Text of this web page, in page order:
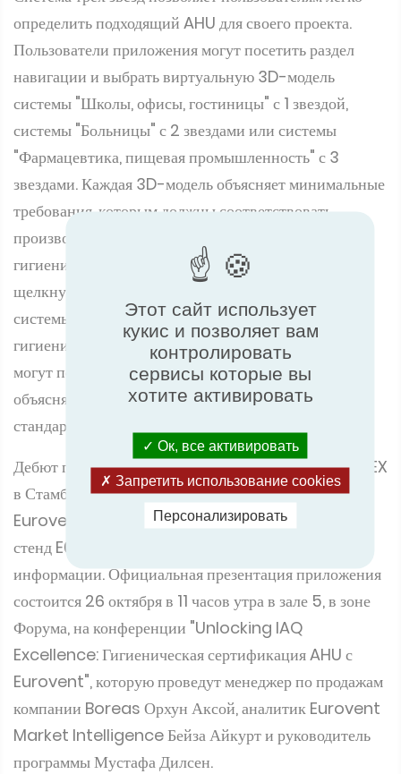
определить подходящий AHU для своего проекта.
Пользователи приложения могут посетить раздел
навигации и выбрать виртуальную 3D-модель
системы "Школы, офисы, гостиницы" с 1 звездой,
системы "Больницы" с 2 звездами или системы
"Фармацевтика, пищевая промышленность" с 3
звездами. Каждая 3D-модель объясняет минимальные
требования, которым должны соответствовать
производители для достижения данного
гигиенического стандарта. Пользователи могут
щелкнуть мышью на различных компонентах
системы, чтобы ознакомиться с требованиями
гигиенической сертификации. Пользователи также
могут посмотреть короткий видеоролик,
объясняющий основные различия между
стандартными и гигиеническими кондиционерами.
Дебют приложения состоится на выставке ISK SODEX
в Стамбуле, где делегаты могут посетить стенд
Eurovent Certita Certification в павильоне 4,
стенд E01 для получения дополнительной
информации. Официальная презентация приложения
состоится 26 октября в 11 часов утра в зале 5, в зоне
Форума, на конференции "Unlocking IAQ
Excellence: Гигиеническая сертификация AHU с
Eurovent", которую проведут менеджер по продажам
компании Boreas Орхун Аксой, аналитик Eurovent
Market Intelligence Бейза Айкурт и руководитель
программы Мустафа Дилсен.
Этот сайт использует
кукис и позволяет вам
контролировать
сервисы которые вы
хотите активировать
Ок, все активировать
Запретить использование cookies
Персонализировать